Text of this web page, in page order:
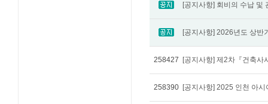
[공지사항] 회비의 수납 및
258427
258390